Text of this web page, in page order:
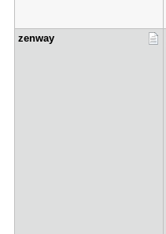
zenway